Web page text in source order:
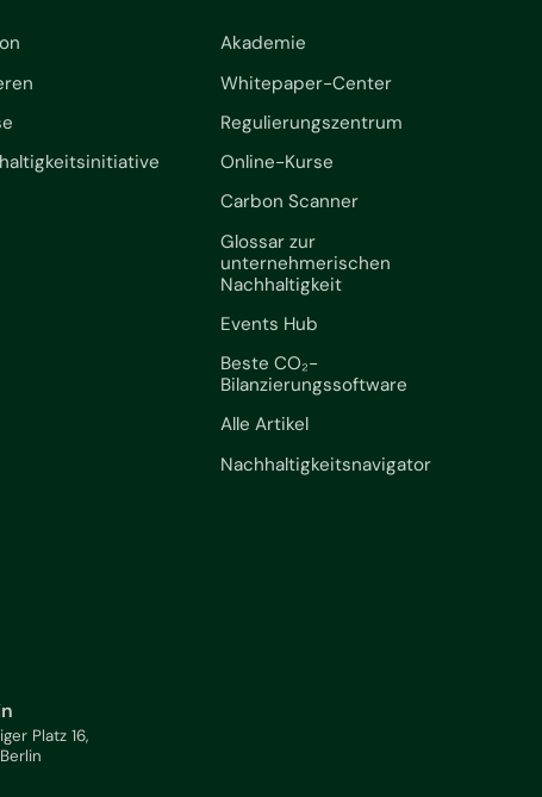
Akademie
Whitepaper-Center
Regulierungszentrum
Online-Kurse
Carbon Scanner
Glossar zur
unternehmerischen
Nachhaltigkeit
Events Hub
Beste CO₂-
Bilanzierungssoftware
Alle Artikel
Nachhaltigkeitsnavigator
Platz 16,
Berlin